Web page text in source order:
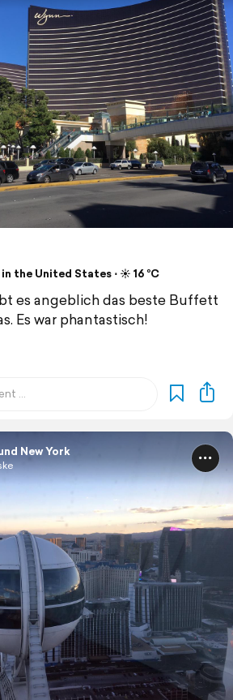
in the United States ⋅ ☀️ 16 °C
es angeblich das beste Buffett
Es war phantastisch!
New York